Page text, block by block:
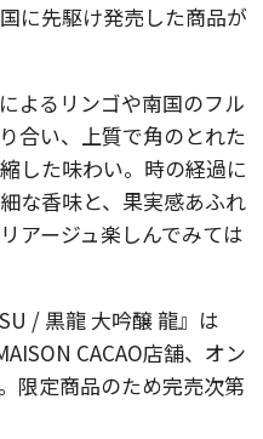
に先駆け発売した商品が
よるリンゴや南国のフル
合い、上質で角のとれた
した味わい。時の経過に
な香味と、果実感あふれ
アージュ楽しんでみては
/ 黒龍 大吟醸 龍』は
CACAO店舗、オン
限定商品のため完売次第